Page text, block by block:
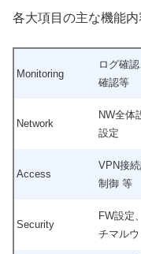
各大項目の主な機能内
Monitoring
ログ確
確認等
Network
NW全体
設定
Access
VPN接
制御 等
Security
FW設定
チマル